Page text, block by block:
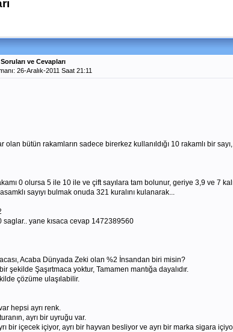
ve Cevapları
26-Aralık-2011 Saat 21:11
olan bütün rakamların sadece birerkez kullanıldığı 10 rakamlı bir
0 olursa 5 ile 10 ile ve çift sayılara tam bolunur, geriye 3,9 ve 7
sayıyı bulmak onuda 321 kuralını kulanarak...
saglar.. yane kısaca cevap 1472389560
Acaba Dünyada Zeki olan %2 İnsandan biri misin?
şekilde Şaşırtmaca yoktur, Tamamen mantığa dayalıdır.
çözüme ulaşılabilir.
hepsi ayrı renk.
ayrı bir uyruğu var.
bir içecek içiyor, ayrı bir hayvan besliyor ve ayrı bir marka sigara